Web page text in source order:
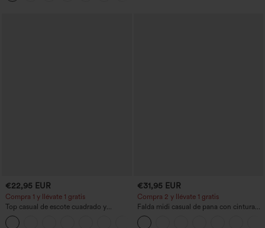
€22,95 EUR
Compra 1 y llévate 1 gratis
Top casual de escote cuadrado y
mangas cortas
€31,95 EUR
Compra 2 y llévate 1 gratis
Falda midi casual de pana con cintura
media y bolsillo lateral frontal con
solapa